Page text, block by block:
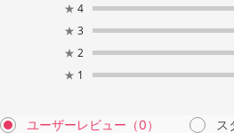
★ 4
★ 3
★ 2
★ 1
ユーザーレビュー （0） ス